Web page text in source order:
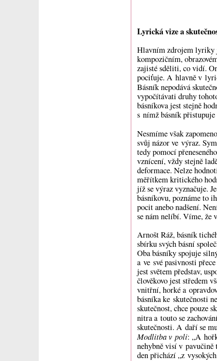
Lyrická vize a
Hlavním zdrojem lyriky
kompozičním,
zajisté sděliti, co vidí.
pociťuje. A hlavně v
Básník nepodává
vypočítávati druhy
básníkova jest stejně
s nímž básník
Nesmíme však
svůj názor ve výraz.
tedy pomocí
vznícení, vždy stejně
deformace. Nelze
měřítkem kritického
jíž se výraz vyznačuje.
básníkovu, poznáme to
pocit anebo nadšení.
se nám nelíbí. Víme, že
Arnošt Ráž, básník
sbírku svých básní
Oba básníky spojuje
a ve své pasivnosti
jest světem představ,
člověkovo jest středem
vnitřní, horké a
básníka ke skutečnosti
skutečnost, chce pouze
nitra a touto se
skutečnosti. A daří se
Modlitba v poli: „A
nehybně visí v pavučině
den přichází „z